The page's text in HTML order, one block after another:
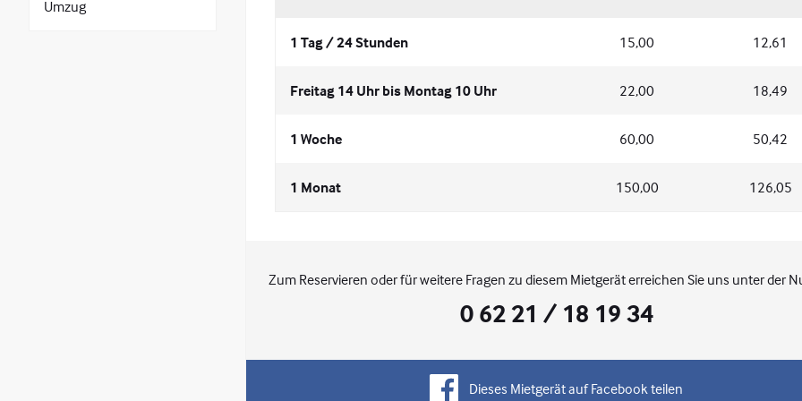
Umzug
1 Tag / 24 Stunden 15,00 12,61
Freitag 14 Uhr bis Montag 10 Uhr 22,00 18,49
1 Woche 60,00 50,42
1 Monat 150,00 126,05
Zum Reservieren oder für weitere Fragen zu diesem Mietgerät erreichen Sie uns unter der
0 62 21 / 18 19 34
Dieses Mietgerät auf Facebook teilen